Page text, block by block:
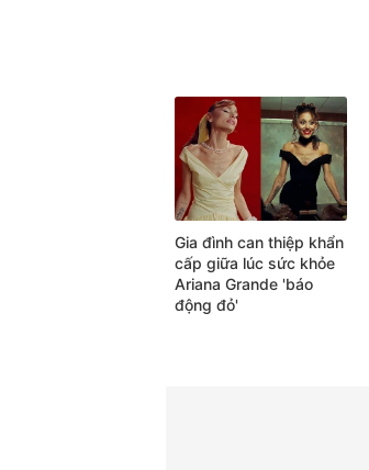
Gia đình can thiệp khẩn
cấp giữa lúc sức khỏe
Ariana Grande 'báo
động đỏ'